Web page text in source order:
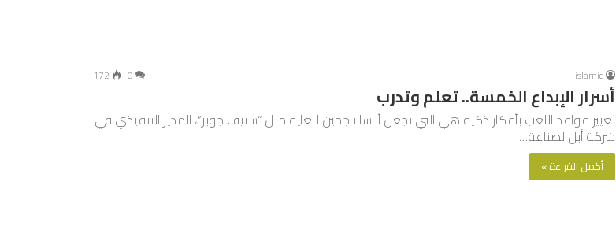
islamic
0
172
أسرار الإبداع الخمسة.. تعلم وتدرب
تغيير قواعد اللعب بأفكار ذكية هي التي تجعل أناسا ناجحين للغاية مثل “ستيف جوبز”، المدير التنفيذي في
شركة أبل لصناعة…
أكمل القراءة »